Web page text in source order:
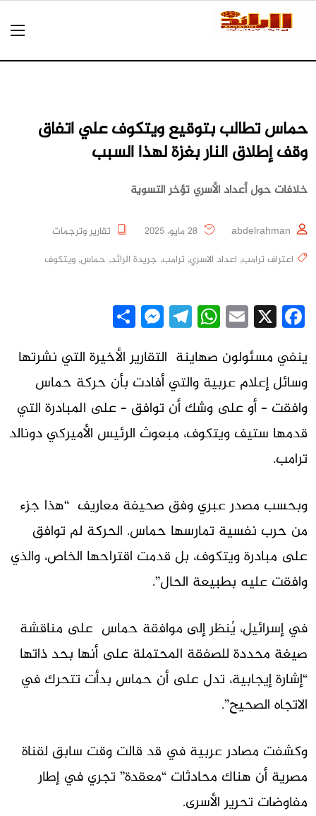
حماس تطالب بتوقيع ويتكوف علي اتفاق
وقف إطلاق النار بغزة لهذا السبب
خلافات حول أعداد الأسري تؤخر التسوية
abdelrahman
تقارير وترجمات
اعتراف ترامب, اعداد الاسري, ترامب, جريدة الرائد, حماس, ويتكوف
Facebook
X
Email
WhatsApp
Telegram
Messenger
ينفي مسئولون صهاينة التقارير الأخيرة التي نشرتها
وسائل إعلام عربية والتي أفادت بأن حركة حماس
وافقت – أو على وشك أن توافق – على المبادرة التي
قدمها ستيف ويتكوف، مبعوث الرئيس الأميركي دونالد
ترامب.
وبحسب مصدر عبري وفق صحيفة معاريف “هذا جزء
من حرب نفسية تمارسها حماس. الحركة لم توافق
على مبادرة ويتكوف، بل قدمت اقتراحها الخاص، والذي
وافقت عليه بطبيعة الحال”.
في إسرائيل، يُنظر إلى موافقة حماس على مناقشة
صيغة محددة للصفقة المحتملة على أنها بحد ذاتها
“إشارة إيجابية، تدل على أن حماس بدأت تتحرك في
الاتجاه الصحيح”.
وكشفت مصادر عربية في قد قالت وقت سابق لقناة
مصرية أن هناك محادثات “معقدة” تجري في إطار
مفاوضات تحرير الأسرى.